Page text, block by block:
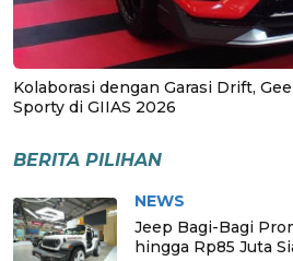
Kolaborasi dengan Garasi Drift,
Sporty di GIIAS 2026
BERITA PILIHAN
NEWS
Jeep Bagi-Bagi
hingga Rp85 Juta